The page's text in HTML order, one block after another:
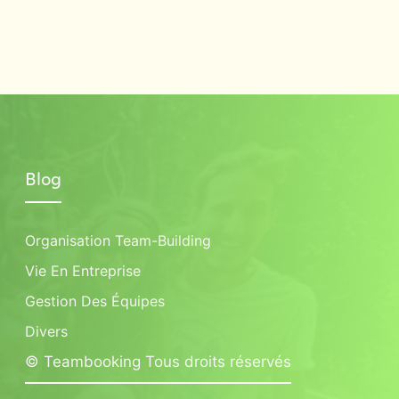
Blog
Organisation Team-Building
Vie En Entreprise
Gestion Des Équipes
Divers
© Teambooking Tous droits réservés